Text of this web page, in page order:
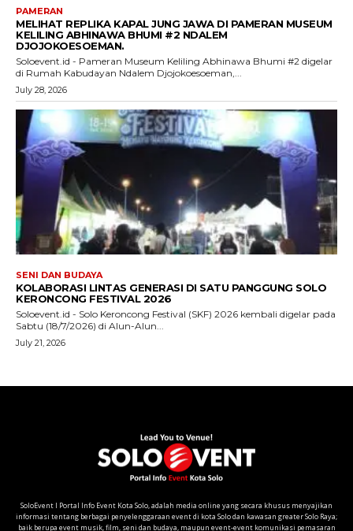
SoloEvent I Portal Info Event Kota Solo, adalah media online yang secara khusus menyajikan
informasi tentang berbagai penyelenggaraan event di kota Solo dan kawasan greater Solo Raya;
baik berupa event musik, film, seni dan budaya, maupun event-event komunikasi pemasaran